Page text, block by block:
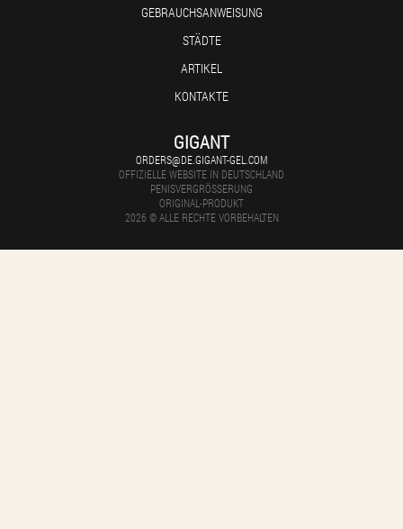
GEBRAUCHSANWEISUNG
STÄDTE
ARTIKEL
KONTAKTE
GIGANT
ORDERS@DE.GIGANT-GEL.COM
OFFIZIELLE WEBSITE IN DEUTSCHLAND
PENISVERGRÖSSERUNG
ORIGINAL-PRODUKT
2026 © ALLE RECHTE VORBEHALTEN